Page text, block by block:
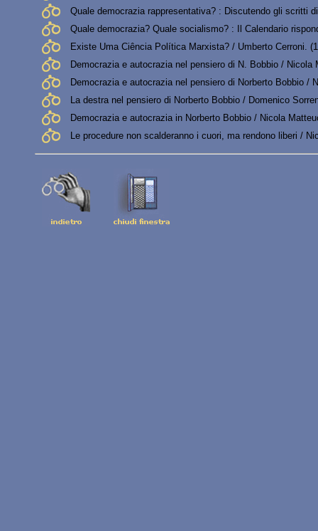
Quale democrazia rappresentativa? : Discutendo gli scritti
Quale democrazia? Quale socialismo? : Il Calendario
Existe Uma Ciência Política Marxista? / Umberto Cerroni.
Democrazia e autocrazia nel pensiero di N. Bobbio /
Democrazia e autocrazia nel pensiero di Norberto Bobbio /
La destra nel pensiero di Norberto Bobbio / Domenico
Democrazia e autocrazia in Norberto Bobbio / Nicola
Le procedure non scalderanno i cuori, ma rendono liberi /